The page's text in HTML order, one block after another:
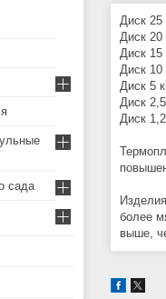
Диск 25
Диск 20
Диск 15
Диск 10
Диск 5
Диск
Диск
более
выше,
сада